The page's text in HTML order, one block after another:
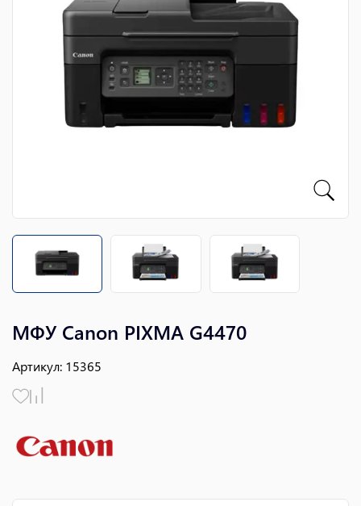
МФУ Canon PIXMA G4470
Артикул: 15365